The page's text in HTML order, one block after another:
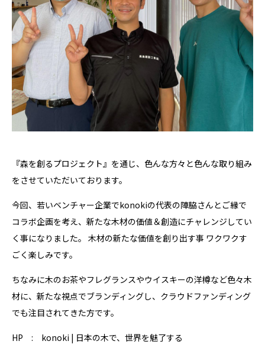
『森を創るプロジェクト』を通じ、色んな方々と色んな取り組み
をさせていただいております。
今回、若いベンチャー企業でkonokiの代表の陣脇さんとご縁で
コラボ企画を考え、新たな木材の価値＆創造にチャレンジしてい
く事になりました。 木材の新たな価値を創り出す事 ワクワクす
ごく楽しみです。
ちなみに木のお茶やフレグランスやウイスキーの洋樽など色々木
材に、新たな視点でブランディングし、クラウドファンディング
でも注目されてきた方です。
HP : konoki | 日本の木で、世界を魅了する